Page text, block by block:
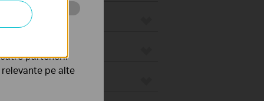
web a
partenerii
pe alte